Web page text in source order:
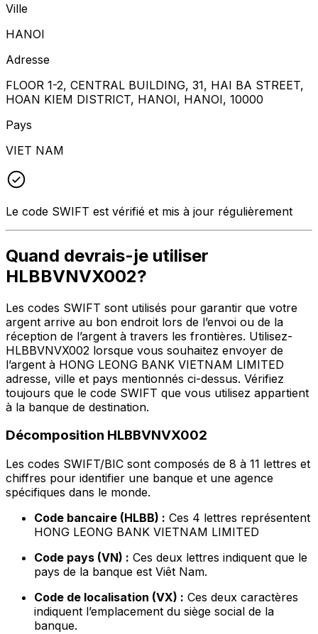
Ville
HANOI
Adresse
FLOOR 1-2, CENTRAL BUILDING, 31, HAI BA STREET,
HOAN KIEM DISTRICT, HANOI, HANOI, 10000
Pays
VIET NAM
Le code SWIFT est vérifié et mis à jour régulièrement
Quand devrais-je utiliser
HLBBVNVX002?
Les codes SWIFT sont utilisés pour garantir que votre
argent arrive au bon endroit lors de l’envoi ou de la
réception de l’argent à travers les frontières. Utilisez-
HLBBVNVX002 lorsque vous souhaitez envoyer de
l’argent à HONG LEONG BANK VIETNAM LIMITED
adresse, ville et pays mentionnés ci-dessus. Vérifiez
toujours que le code SWIFT que vous utilisez appartient
à la banque de destination.
Décomposition HLBBVNVX002
Les codes SWIFT/BIC sont composés de 8 à 11 lettres et
chiffres pour identifier une banque et une agence
spécifiques dans le monde.
Code bancaire (HLBB) : Ces 4 lettres représentent
HONG LEONG BANK VIETNAM LIMITED
Code pays (VN) : Ces deux lettres indiquent que le
pays de la banque est Viêt Nam.
Code de localisation (VX) : Ces deux caractères
indiquent l’emplacement du siège social de la
banque.